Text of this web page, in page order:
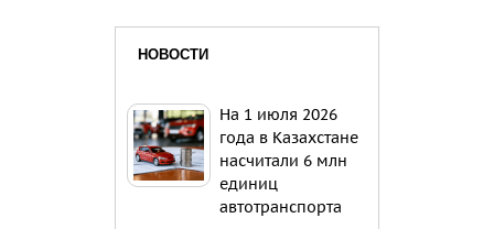
НОВОСТИ
На 1 июля 2026
года в Казахстане
насчитали 6 млн
единиц
автотранспорта